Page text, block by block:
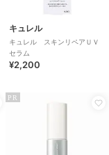
キュレル
キュレル スキンリペアＵＶ
セラム
¥2,200
PR